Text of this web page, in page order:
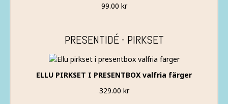
99.00 kr
PRESENTIDÉ - PIRKSET
ELLU PIRKSET I PRESENTBOX valfria färger
329.00 kr